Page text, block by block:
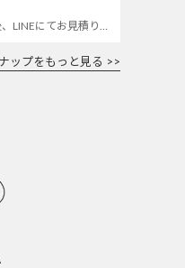
サンプル請求後、LINEにてお見積り依頼をしました。 部屋によく合います。 ありがとうございました。
ップをもっと見る >>